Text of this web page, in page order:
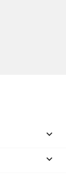

